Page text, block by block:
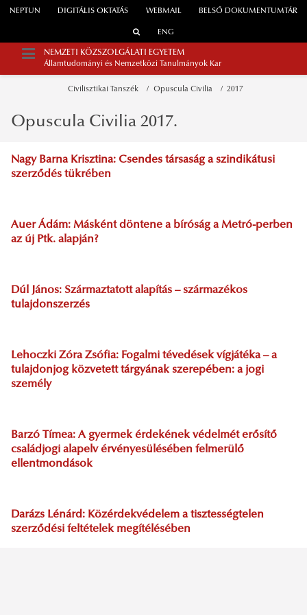
WEBMAIL
NEPTUN DIGITÁLIS OKTATÁS BELSŐ DOKUMENTUMTÁR
ENG
NEMZETI KÖZSZOLGÁLATI EGYETEM
Államtudományi és Nemzetközi Tanulmányok Kar
Civilisztikai Tanszék Opuscula Civilia 2017
Opuscula Civilia 2017.
Nagy Barna Krisztina: Csendes társaság a szindikátusi
szerződés tükrében
Auer Ádám: Másként döntene a bíróság a Metró-perben
az új Ptk. alapján?
Dúl János: Származtatott alapítás – származékos
tulajdonszerzés
Lehoczki Zóra Zsófia: Fogalmi tévedések vígjátéka – a
tulajdonjog közvetett tárgyának szerepében: a jogi
személy
Barzó Tímea: A gyermek érdekének védelmét erősítő
családjogi alapelv érvényesülésében felmerülő
ellentmondások
Darázs Lénárd: Közérdekvédelem a tisztességtelen
szerződési feltételek megítélésében